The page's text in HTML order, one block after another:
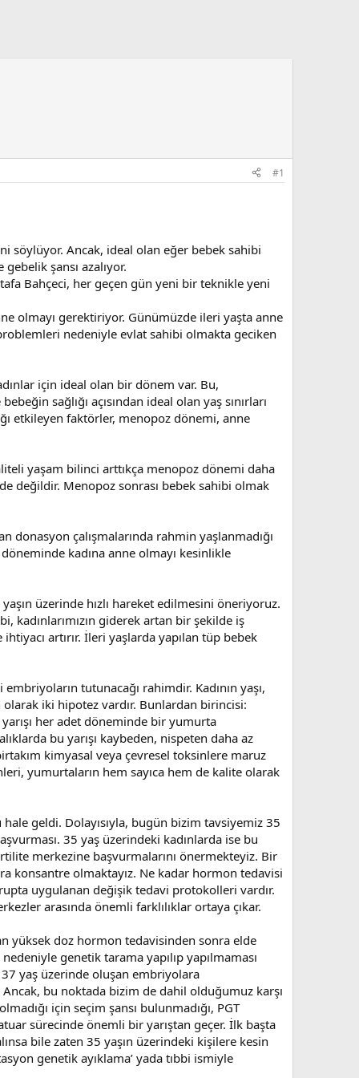
#1
söylüyor. Ancak, ideal olan eğer bebek sahibi
şansı azalıyor.
Bahçeci, her geçen gün yeni bir teknikle yeni
olmayı gerektiriyor. Günümüzde ileri yaşta anne
nedeniyle evlat sahibi olmakta geciken
için ideal olan bir dönem var. Bu,
sağlığı açısından ideal olan yaş sınırları
etkileyen faktörler, menopoz dönemi, anne
yaşam bilinci arttıkça menopoz dönemi daha
değildir. Menopoz sonrası bebek sahibi olmak
donasyon çalışmalarında rahmin yaşlanmadığı
kadına anne olmayı kesinlikle
üzerinde hızlı hareket edilmesini öneriyoruz.
kadınlarımızın giderek artan bir şekilde iş
artırır. İleri yaşlarda yapılan tüp bebek
tutunacağı rahimdir. Kadının yaşı,
iki hipotez vardır. Bunlardan birincisi:
her adet döneminde bir yumurta
bu yarışı kaybeden, nispeten daha az
kimyasal veya çevresel toksinlere maruz
yumurtaların hem sayıca hem de kalite olarak
geldi. Dolayısıyla, bugün bizim tavsiyemiz 35
35 yaş üzerindeki kadınlarda ise bu
merkezine başvurmalarını önermekteyiz. Bir
konsantre olmaktayız. Ne kadar hormon tedavisi
uygulanan değişik tedavi protokolleri vardır.
arasında önemli farklılıklar ortaya çıkar.
yüksek doz hormon tedavisinden sonra elde
genetik tarama yapılıp yapılmaması
yaş üzerinde oluşan embriyolara
bu noktada bizim de dahil olduğumuz karşı
için seçim şansı bulunmadığı, PGT
sürecinde önemli bir yarıştan geçer. İlk başta
bile zaten 35 yaşın üzerindeki kişilere kesin
genetik ayıklama’ yada tıbbi ismiyle